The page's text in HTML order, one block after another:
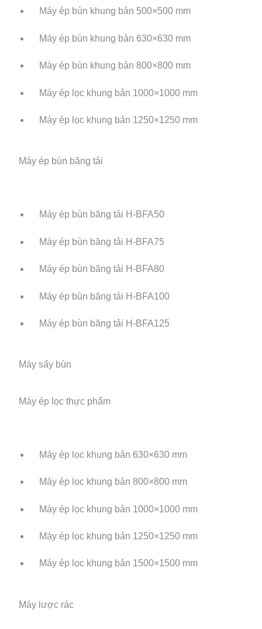
Máy ép bùn khung bản 500×500 mm
Máy ép bùn khung bản 630×630 mm
Máy ép bùn khung bản 800×800 mm
Máy ép lọc khung bản 1000×1000 mm
Máy ép lọc khung bản 1250×1250 mm
Máy ép bùn băng tải
Máy ép bùn băng tải H-BFA50
Máy ép bùn băng tải H-BFA75
Máy ép bùn băng tải H-BFA80
Máy ép bùn băng tải H-BFA100
Máy ép bùn băng tải H-BFA125
Máy sấy bùn
Máy ép lọc thực phẩm
Máy ép lọc khung bản 630×630 mm
Máy ép lọc khung bản 800×800 mm
Máy ép lọc khung bản 1000×1000 mm
Máy ép lọc khung bản 1250×1250 mm
Máy ép lọc khung bản 1500×1500 mm
Máy lược rác